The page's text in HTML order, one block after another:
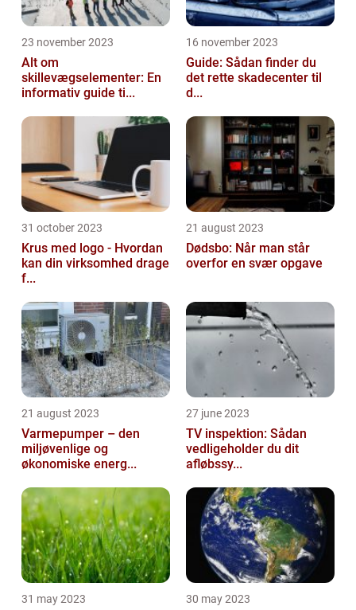
23 november 2023
Alt om
skillevægselementer: En
informativ guide ti...
16 november 2023
Guide: Sådan finder du
det rette skadecenter til
d...
31 october 2023
Krus med logo - Hvordan
kan din virksomhed drage
f...
21 august 2023
Dødsbo: Når man står
overfor en svær opgave
21 august 2023
Varmepumper – den
miljøvenlige og
økonomiske energ...
27 june 2023
TV inspektion: Sådan
vedligeholder du dit
afløbssy...
31 may 2023 30 may 2023